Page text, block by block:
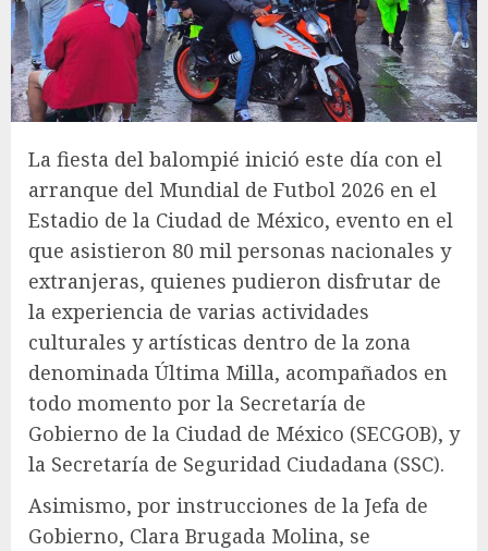
La fiesta del balompié inició este día con el
arranque del Mundial de Futbol 2026 en el
Estadio de la Ciudad de México, evento en el
que asistieron 80 mil personas nacionales y
extranjeras, quienes pudieron disfrutar de
la experiencia de varias actividades
culturales y artísticas dentro de la zona
denominada Última Milla, acompañados en
todo momento por la Secretaría de
Gobierno de la Ciudad de México (SECGOB), y
la Secretaría de Seguridad Ciudadana (SSC).
Asimismo, por instrucciones de la Jefa de
Gobierno, Clara Brugada Molina, se